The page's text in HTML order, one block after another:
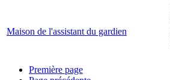
Maison de l'assistant du gardien
Première page